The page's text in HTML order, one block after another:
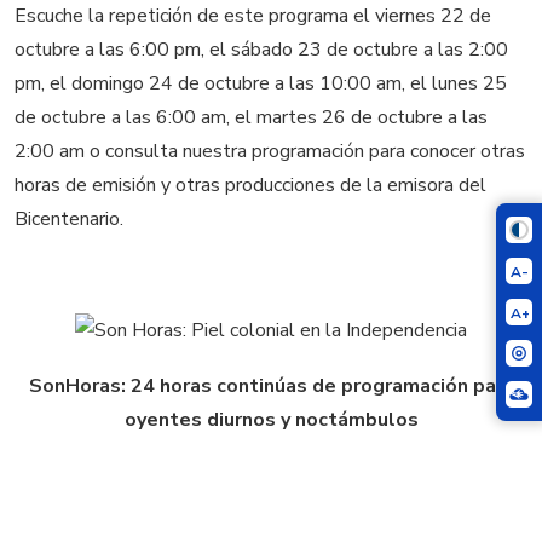
A-
A+
Escuche la repetición de este programa el viernes 22 de
octubre a las 6:00 pm, el sábado 23 de octubre a las 2:00
pm, el domingo 24 de octubre a las 10:00 am, el lunes 25
de octubre a las 6:00 am, el martes 26 de octubre a las
2:00 am o consulta nuestra programación para conocer otras
horas de emisión y otras producciones de la emisora del
Bicentenario.
SonHoras: 24 horas continúas de programación para
oyentes diurnos y noctámbulos